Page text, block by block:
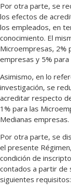
Por otra parte, se
los efectos de
los empleados, en
conocimiento. El
Microempresas, 2%
empresas y 5%
Asimismo, en lo
investigación, se
acreditar respecto
1% para las
Medianas empresas.
Por otra parte, se
el presente
condición de
contados a partir de
siguientes requisitos: